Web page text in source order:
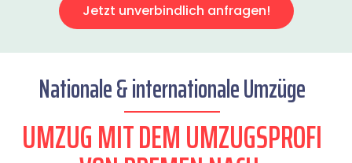
Jetzt unverbindlich anfragen!
Nationale & internationale Umzüge
UMZUG MIT DEM UMZUGSPROFI